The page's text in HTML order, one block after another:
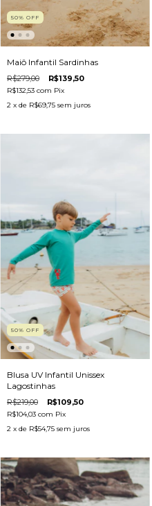
50% OFF
Maiô Infantil Sardinhas
R$279,00 R$139,50
R$132,53 com Pix
2 x de R$69,75 sem juros
50% OFF
Blusa UV Infantil Unissex
Lagostinhas
R$219,00 R$109,50
R$104,03 com Pix
2 x de R$54,75 sem juros